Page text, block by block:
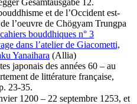
Gesamtausgabe 12.
et de l’Occident est-
l’oeuvre de Chögyam Trungpa
bouddhiques n° 3
dans l’atelier de Giacometti,
Yanaihara (Allia)
japonais des années 60 – au
de littérature française,
23-35.
1200 – 22 septembre 1253, et